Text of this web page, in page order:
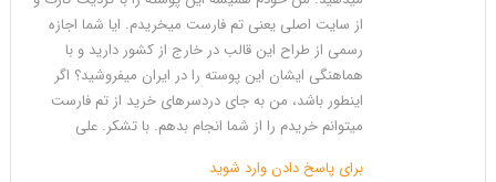
از سایت اصلی یعنی تم فارست میخریدم. ایا شما اجازه
رسمی از طراح این قالب در خارج از کشور دارید و با
هماهنگی ایشان این پوسته را در ایران میفروشید؟ اگر
اینطور باشد، من به جای دردسرهای خرید از تم فارست
میتوانم خریدم را از شما انجام بدهم. با تشکر. علی
برای پاسخ دادن وارد شوید